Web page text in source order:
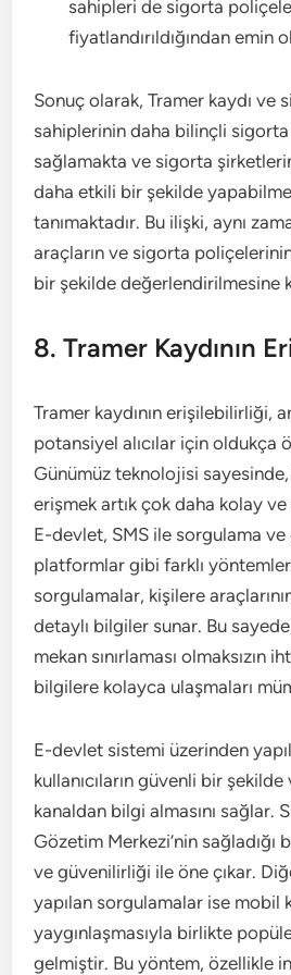
sahipleri de sigorta
fiyatlandırıldığından emin
Sonuç olarak, Tramer kaydı ve
sahiplerinin daha bilinçli sigorta
sağlamakta ve sigorta
daha etkili bir şekilde
tanımaktadır. Bu ilişki, aynı
araçların ve sigorta
bir şekilde değerlendirilmesine
8. Tramer Kaydının
Tramer kaydının erişilebilirliği,
potansiyel alıcılar için oldukça
Günümüz teknolojisi sayesinde,
erişmek artık çok daha kolay ve
E-devlet, SMS ile sorgulama
platformlar gibi farklı
sorgulamalar, kişilere
detaylı bilgiler sunar. Bu
mekan sınırlaması olmaksızın
bilgilere kolayca ulaşmaları
E-devlet sistemi üzerinden
kullanıcıların güvenli bir
kanaldan bilgi almasını sağlar.
Gözetim Merkezi’nin sağladığı
ve güvenilirliği ile öne çıkar.
yapılan sorgulamalar ise mobil
yaygınlaşmasıyla birlikte
gelmiştir. Bu yöntem, özellikle